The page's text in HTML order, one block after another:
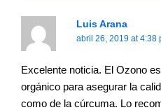
Luis Arana
abril 26, 2019 at 4:38
Excelente noticia. El Ozono
orgánico para asegurar la
como de la cúrcuma. Lo